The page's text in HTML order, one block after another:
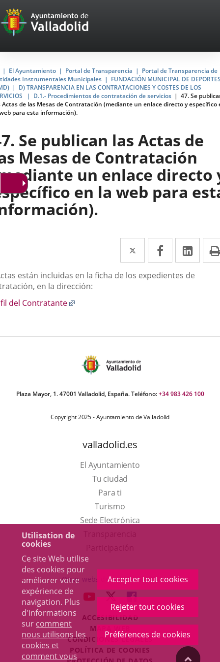
Utilisation de
cookies
Ce site Web utilise
des cookies pour
améliorer votre
expérience de
navigation. Plus
d'informations
sur comment
nous utilisons les
cookies et
comment vous
Accepter tout cookies
Rejeter tout cookies
Préférences de cookies
Portal
Web
del
Ayuntamiento
de
Valladolid
El Ayuntamiento Portal de Transparencia
Portal de Transparencia de
Instrumentales Municipales
FUNDACIÓN MUNICIPAL DE
D) TRANSPARENCIA EN LAS CONTRATACIONES Y COSTES DE LOS
D.1.- Procedimientos de contratación de servicios
47. Se
Actas de las Mesas de Contratación (mediante un enlace directo y específico
para esta información).
Se publican las Actas de
Mesas de Contratación
un enlace directo
en la web para
Twitter
Enlace
a
una
Facebook
Enlace
a
una
a
una
están incluidas en la ficha de los expedientes de
en la dirección:
del Contratante
aplicación
Plaza Mayor, 1. 47001 Valladolid, España. Teléfono:+34 983 426 100
Copyright 2025 - Ayuntamiento de Valladolid
valladolid.es
El Ayuntamiento
Tu ciudad
Para ti
TurismoEste
enlace
una
ventana
nueva.
Sede Electrónica
externa.
Otras webs del ayuntamiento
ENLACE
UNA
APLICACIÓN
EXTERNA.
ENLACE
A
UNA
APLICACIÓN
EXTERNA.
ENLACE
A
UNA
APLICACIÓN
EXTERNA.
ACCESIBILIDAD
MAPA WEB
CONDICIONES LEGALES
POLÍTICA DE COOKIES
"Volver